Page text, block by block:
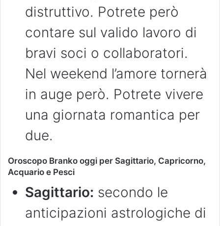
distruttivo. Potrete però
contare sul valido lavoro di
bravi soci o collaboratori.
Nel weekend l’amore tornerà
in auge però. Potrete vivere
una giornata romantica per
due.
Oroscopo Branko oggi per Sagittario, Capricorno,
Acquario e Pesci
Sagittario: secondo le
anticipazioni astrologiche di